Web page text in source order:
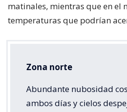
matinales, mientras que en el
temperaturas que podrían
Zona norte
Abundante nubosidad
ambos días y cielos